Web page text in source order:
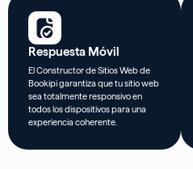
Respuesta Móvil
El Constructor de Sitios Web de
Bookipi garantiza que tu sitio web
sea totalmente responsivo en
todos los dispositivos para una
experiencia coherente.